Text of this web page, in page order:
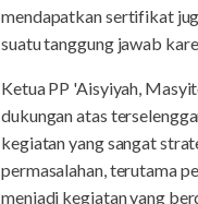
mendapatkan sertifikat
suatu tanggung jawab
Ketua PP 'Aisyiyah,
dukungan atas
kegiatan yang sangat
permasalahan, terutama
menjadi kegiatan yang